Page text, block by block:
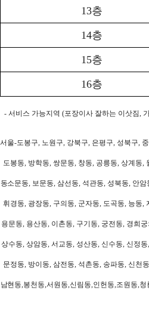
13층
14층
15층
16층
- 서비스 가능지역 (포장이사 잘하는 이삿짐,
서울-도봉구, 노원구, 강북구, 은평구, 성북구,
도봉동, 방학동, 쌍문동, 창동, 공릉동, 상계동
동소문동, 보문동, 삼선동, 석관동, 성북동, 안
휘경동, 광장동, 구의동, 군자동, 도곡동, 능동,
용문동, 용산동, 이촌동, 구기동, 궁전동, 경희
상수동, 상암동, 서교동, 성산동, 신수동, 신정
문정동, 방이동, 삼전동, 석촌동, 송파동, 신천
남현동,봉천동,서원동,신림동,인헌동,조원동,